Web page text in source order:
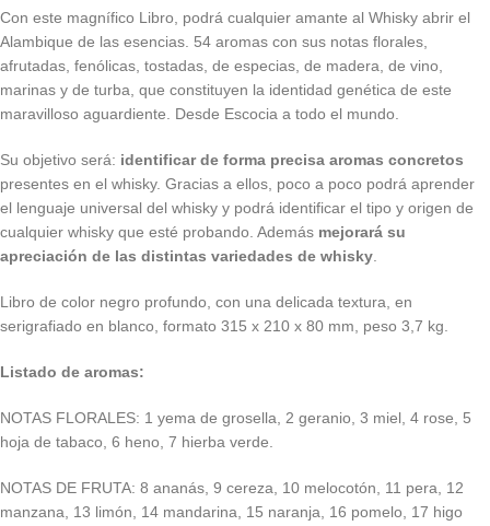
Con este magnífico Libro, podrá cualquier amante al Whisky abrir el
Alambique de las esencias. 54 aromas con sus notas florales,
afrutadas, fenólicas, tostadas, de especias, de madera, de vino,
marinas y de turba, que constituyen la identidad genética de este
maravilloso aguardiente. Desde Escocia a todo el mundo.
Su objetivo será: identificar de forma precisa aromas concretos
presentes en el whisky. Gracias a ellos, poco a poco podrá aprender
el lenguaje universal del whisky y podrá identificar el tipo y origen de
cualquier whisky que esté probando. Además mejorará su
apreciación de las distintas variedades de whisky
Libro de color negro profundo, con una delicada textura, en
serigrafiado en blanco, formato 315 x 210 x 80 mm, peso 3,7 kg.
Listado de aromas:
NOTAS FLORALES: 1 yema de grosella, 2 geranio, 3 miel, 4 rose, 5
hoja de tabaco, 6 heno, 7 hierba verde.
NOTAS DE FRUTA: 8 ananás, 9 cereza, 10 melocotón, 11 pera, 12
manzana, 13 limón, 14 mandarina, 15 naranja, 16 pomelo, 17 higo